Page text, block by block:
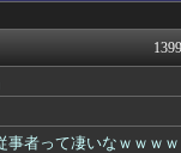
れは…...
デジ
ああ
ょうど...
漫画
た」...
におも...
アニゲ
事者って凄いなｗｗｗｗ